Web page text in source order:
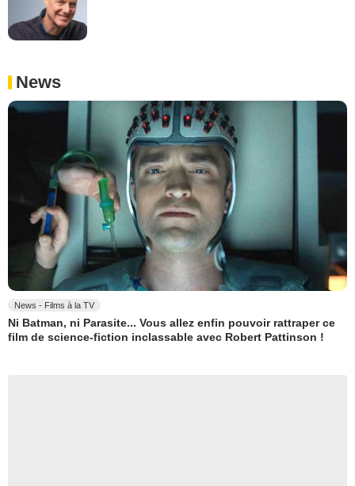
News
News - Films à la TV
Ni Batman, ni Parasite... Vous allez enfin pouvoir rattraper ce
film de science-fiction inclassable avec Robert Pattinson !